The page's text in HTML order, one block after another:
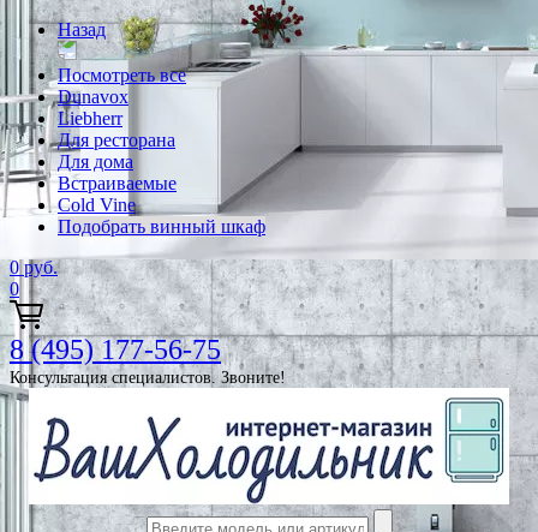
Назад
Посмотреть все
Dunavox
Liebherr
Для ресторана
Для дома
Встраиваемые
Cold Vine
Подобрать винный шкаф
0 руб.
0
8 (495) 177-56-75
Консультация специалистов. Звоните!